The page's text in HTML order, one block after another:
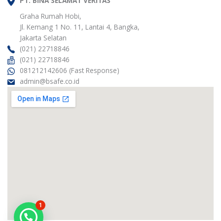
e o
o
d
i
n
Graha Rumah Hobi,
Jl. Kemang 1 No. 11, Lantai 4, Bangka,
Jakarta Selatan
(021) 22718846
(021) 22718846
081212142606 (Fast Response)
admin@bsafe.co.id
1